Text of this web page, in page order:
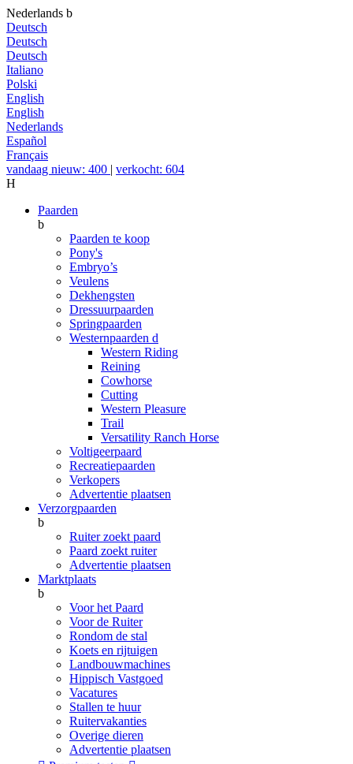
Nederlands b
Deutsch
Deutsch
Deutsch
Italiano
Polski
English
English
Nederlands
Español
Français
vandaag nieuw: 400 | verkocht: 604
H
Paarden
b
Paarden te koop
Pony's
Embryo’s
Veulens
Dekhengsten
Dressuurpaarden
Springpaarden
Westernpaarden d
Western Riding
Reining
Cowhorse
Cutting
Western Pleasure
Trail
Versatility Ranch Horse
Voltigeerpaard
Recreatiepaarden
Verkopers
Advertentie plaatsen
Verzorgpaarden
b
Ruiter zoekt paard
Paard zoekt ruiter
Advertentie plaatsen
Marktplaats
b
Voor het Paard
Voor de Ruiter
Rondom de stal
Koets en rijtuigen
Landbouwmachines
Hippisch Vastgoed
Vacatures
Stallen te huur
Ruitervakanties
Overige dieren
Advertentie plaatsen